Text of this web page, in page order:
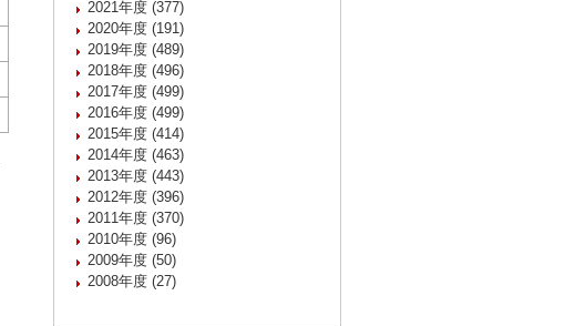
2021年度 (377)
2020年度 (191)
2019年度 (489)
2018年度 (496)
2017年度 (499)
2016年度 (499)
2015年度 (414)
2014年度 (463)
2013年度 (443)
2012年度 (396)
2011年度 (370)
2010年度 (96)
2009年度 (50)
2008年度 (27)